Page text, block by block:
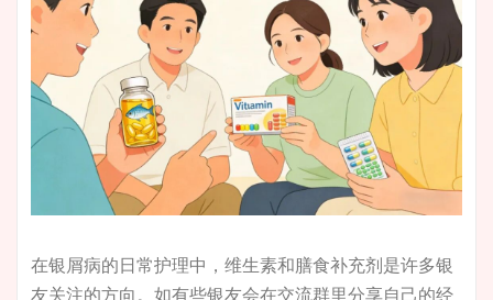
在银屑病的日常护理中，维生素和膳食补充剂是许多银
友关注的方向。如有些银友会在交流群里分享自己的经